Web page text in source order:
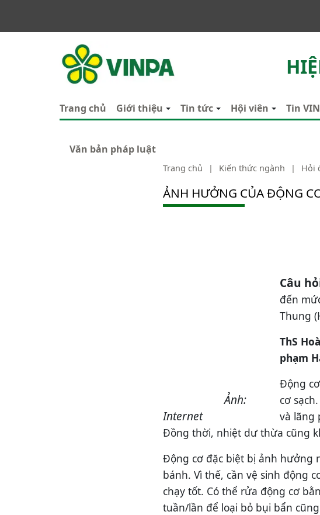
VINPA
Trang chủ Giới thiệu Tin tức Hội viên Tin
Văn bản pháp luật
Trang chủ | Kiến thức ngành | Hỏi
ẢNH HƯỞNG CỦA ĐỘNG
Ảnh:
Internet
Câu
đến
Thung
ThS
phạm
Động
cơ
và lãng
Đồng thời, nhiệt dư thừa cũng
Động cơ đặc biệt bị ảnh hưởng
bánh. Vì thế, cần vệ sinh động
chạy tốt. Có thể rửa động cơ
tuần/lần để loại bỏ bụi bẩn